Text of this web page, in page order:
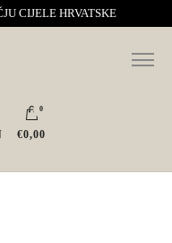
CIJELE HRVATSKE
dekoracije i rasvjete.
0
€0,00